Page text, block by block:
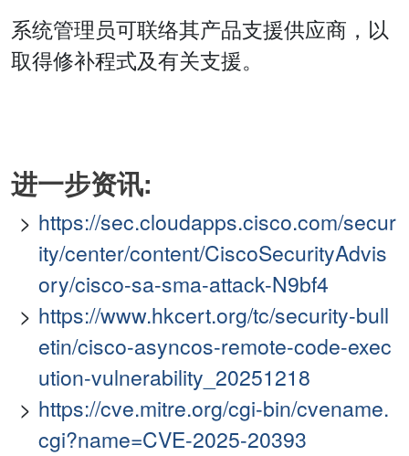
系统管理员可联络其产品支援供应商，以
取得修补程式及有关支援。
进一步资讯:
https://sec.cloudapps.cisco.com/secur
ity/center/content/CiscoSecurityAdvis
ory/cisco-sa-sma-attack-N9bf4
https://www.hkcert.org/tc/security-bull
etin/cisco-asyncos-remote-code-exec
ution-vulnerability_20251218
https://cve.mitre.org/cgi-bin/cvename.
cgi?name=CVE-2025-20393